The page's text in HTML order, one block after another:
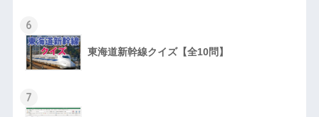
6
東海道新幹線クイズ【全10問】
7